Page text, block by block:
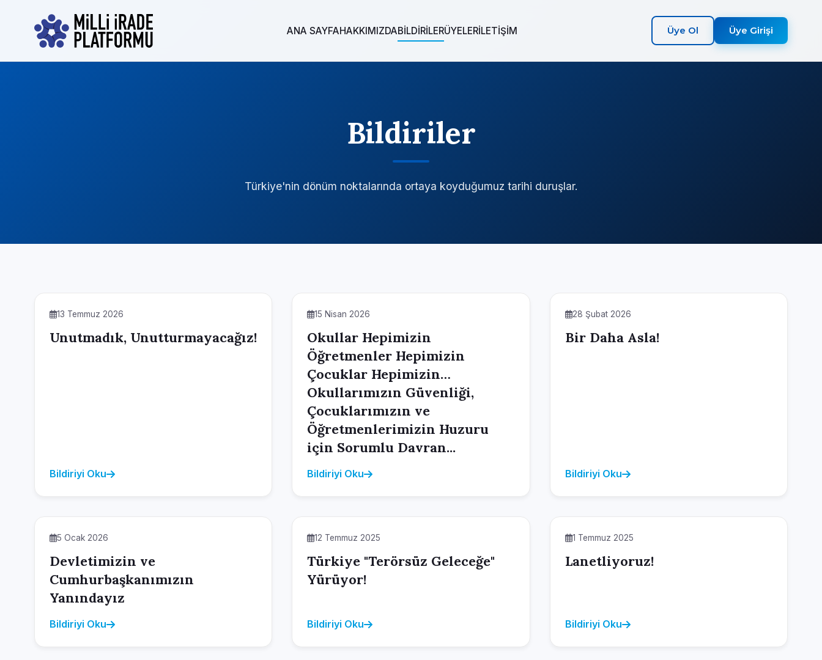
ANA SAYFAHAKKIMIZDABİLDİRİLERÜYELERİLETİŞİM Üye Ol Üye Girişi
Bildiriler
Türkiye'nin dönüm noktalarında ortaya koyduğumuz tarihi duruşlar.
13 Temmuz 2026
Unutmadık, Unutturmayacağız!
Bildiriyi Oku
15 Nisan 2026
Okullar Hepimizin
Öğretmenler Hepimizin
Çocuklar Hepimizin…
Okullarımızın Güvenliği,
Çocuklarımızın ve
Öğretmenlerimizin Huzuru
için Sorumlu Davran...
Bildiriyi Oku
28 Şubat 2026
Bir Daha Asla!
Bildiriyi Oku
5 Ocak 2026
Devletimizin ve
Cumhurbaşkanımızın
Yanındayız
Bildiriyi Oku
12 Temmuz 2025
Türkiye "Terörsüz Geleceğe"
Yürüyor!
Bildiriyi Oku
1 Temmuz 2025
Lanetliyoruz!
Bildiriyi Oku